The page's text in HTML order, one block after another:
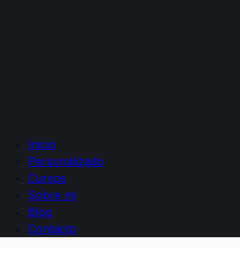
Inicio
Personalizado
Cursos
Sobre mi
Blog
Contacto